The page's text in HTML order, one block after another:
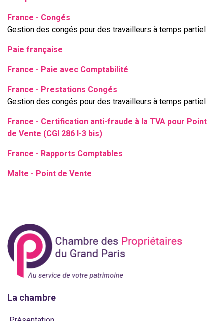
France - Congés
Gestion des congés pour des travailleurs à temps partiel
Paie française
France - Paie avec Comptabilité
France - Prestations Congés
Gestion des congés pour des travailleurs à temps partiel
France - Certification anti-fraude à la TVA pour Point
de Vente (CGI 286 I-3 bis)
France - Rapports Comptables
Malte - Point de Vente
La chambre